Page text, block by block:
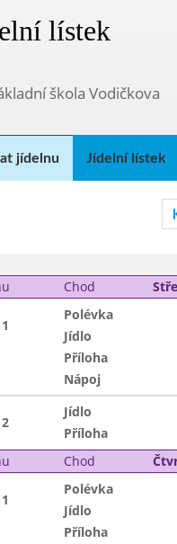
lístek
škola Vodičkova
jídelnu Jídelní lístek
Chod
1
Polévka
Jídlo
Příloha
Nápoj
2
Jídlo
Příloha
Chod
1
Polévka
Jídlo
Příloha